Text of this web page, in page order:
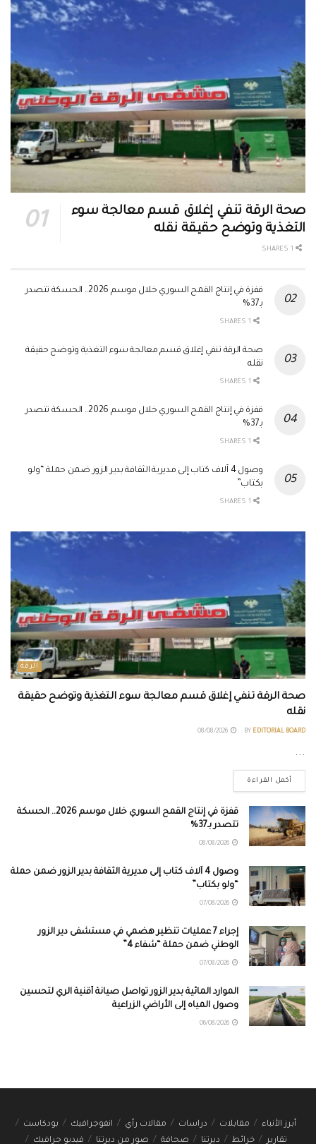
صحة الرقة تنفي إغلاق قسم معالجة سوء
التغذية وتوضح حقيقة نقله
قفزة في إنتاج القمح السوري خلال موسم 2026.. الحسكة تتصدر
بـ37%
صحة الرقة تنفي إغلاق قسم معالجة سوء التغذية وتوضح حقيقة
نقله
قفزة في إنتاج القمح السوري خلال موسم 2026.. الحسكة تتصدر
بـ37%
وصول 4 آلاف كتاب إلى مديرية الثقافة بدير الزور ضمن حملة “ولو
بكتاب”
الرقة
صحة الرقة تنفي إغلاق قسم معالجة سوء التغذية وتوضح حقيقة
نقله
BY EDITORIAL BOARD
...
أكمل القراءة
قفزة في إنتاج القمح السوري خلال موسم 2026.. الحسكة
تتصدر بـ37%
وصول 4 آلاف كتاب إلى مديرية الثقافة بدير الزور ضمن حملة
“ولو بكتاب”
إجراء 7 عمليات تنظير هضمي في مستشفى دير الزور
الوطني ضمن حملة “شفاء 4”
الموارد المائية بدير الزور تواصل صيانة أقنية الري لتحسين
وصول المياه إلى الأراضي الزراعية
أبرز الأنباء مقابلات دراسات مقالات رأي انفوجرافيك
بودكاست
تقارير
خرائط ديرتنا صحافة صور من ديرتنا فيديو جرافيك